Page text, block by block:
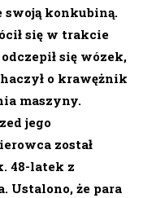
swoją konkubiną.
się w trakcie
się wózek,
o krawężnik
maszyny.
jego
został
48-latek z
Ustalono, że para